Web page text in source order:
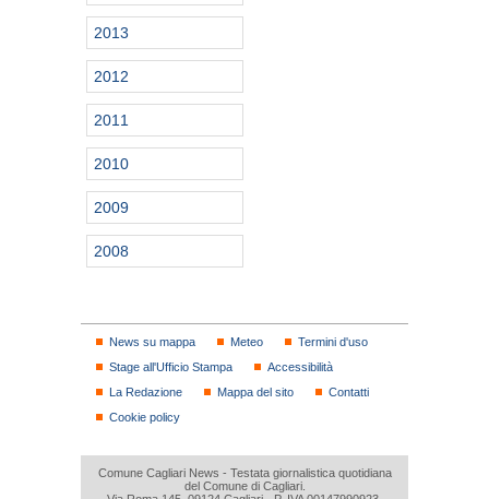
2013
2012
2011
2010
2009
2008
News su mappa Meteo
Termini d'uso
Stage all'Ufficio Stampa
Accessibilità
La Redazione
Mappa del sito
Contatti
Cookie policy
Comune Cagliari News - Testata giornalistica quotidiana
del Comune di Cagliari.